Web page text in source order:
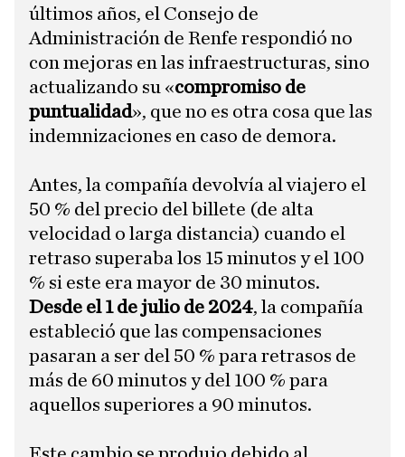
últimos años, el Consejo de
Administración de Renfe respondió no
con mejoras en las infraestructuras, sino
actualizando su «compromiso de
puntualidad», que no es otra cosa que las
indemnizaciones en caso de demora.
Antes, la compañía devolvía al viajero el
50 % del precio del billete (de alta
velocidad o larga distancia) cuando el
retraso superaba los 15 minutos y el 100
% si este era mayor de 30 minutos.
Desde el 1 de julio de 2024, la compañía
estableció que las compensaciones
pasaran a ser del 50 % para retrasos de
más de 60 minutos y del 100 % para
aquellos superiores a 90 minutos.